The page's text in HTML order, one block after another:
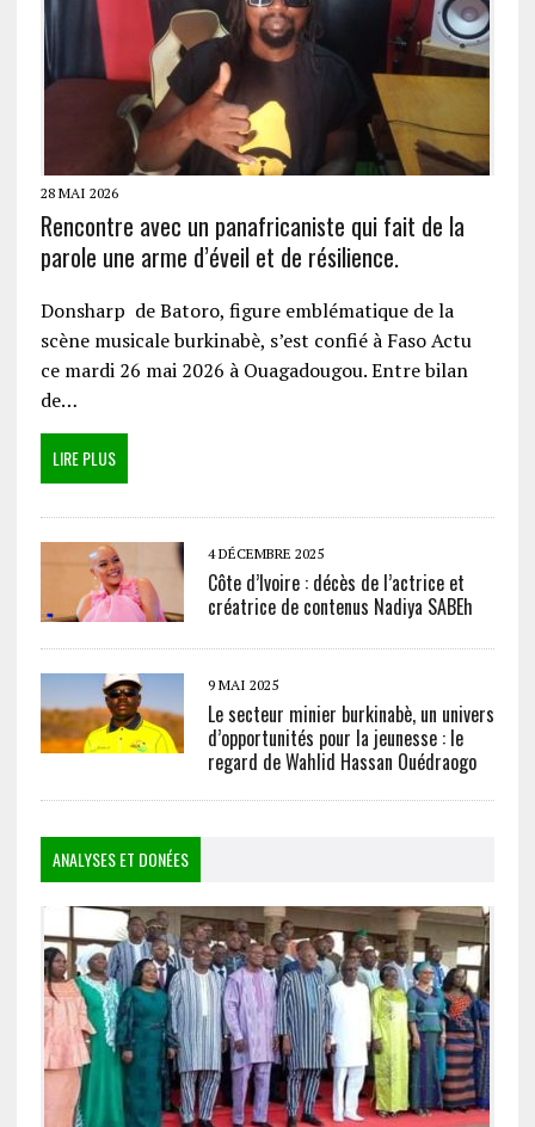
28 MAI 2026
Rencontre avec un panafricaniste qui fait de la
parole une arme d’éveil et de résilience.
Donsharp de Batoro, figure emblématique de la
scène musicale burkinabè, s’est confié à Faso Actu
ce mardi 26 mai 2026 à Ouagadougou. Entre bilan
de…
LIRE PLUS
4 DÉCEMBRE 2025
Côte d’Ivoire : décès de l’actrice et
créatrice de contenus Nadiya SABEh
9 MAI 2025
Le secteur minier burkinabè, un univers
d’opportunités pour la jeunesse : le
regard de Wahlid Hassan Ouédraogo
ANALYSES ET DONÉES